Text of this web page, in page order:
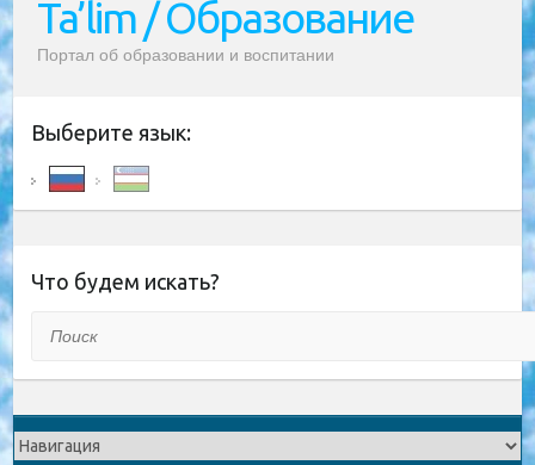
Ta’lim / Образование
Портал об образовании и воспитании
Выберите язык:
Что будем искать?